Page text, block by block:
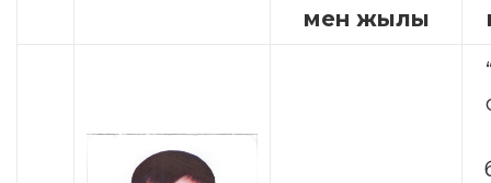
мен жылы